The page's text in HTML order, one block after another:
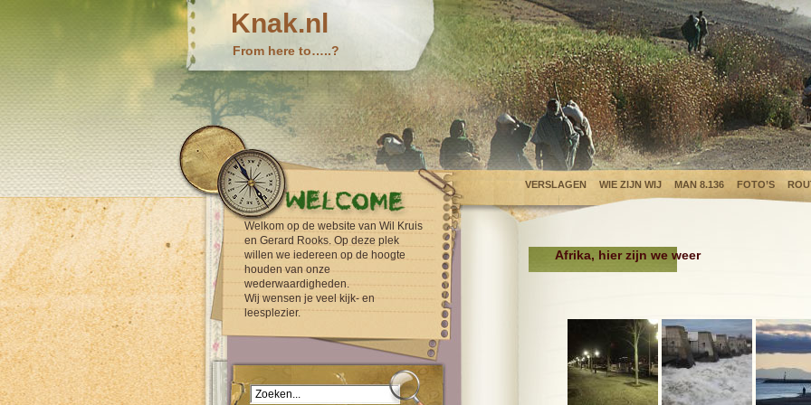
Knak.nl
From here to…..?
VERSLAGEN WIE ZIJN WIJ MAN 8.136 FOTO’S
Welkom op de website van Wil Kruis
en Gerard Rooks. Op deze plek
willen we iedereen op de hoogte
houden van onze
wederwaardigheden.
Wij wensen je veel kijk- en
leesplezier.
Afrika, hier zijn we weer